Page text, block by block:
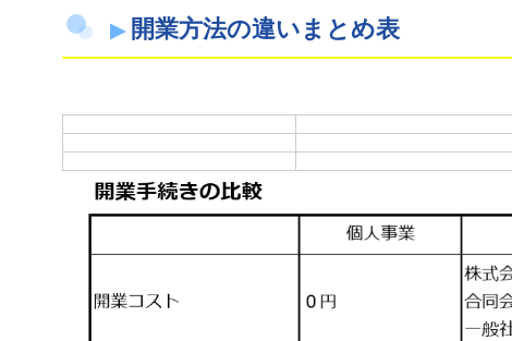
開業方法の違いまとめ表